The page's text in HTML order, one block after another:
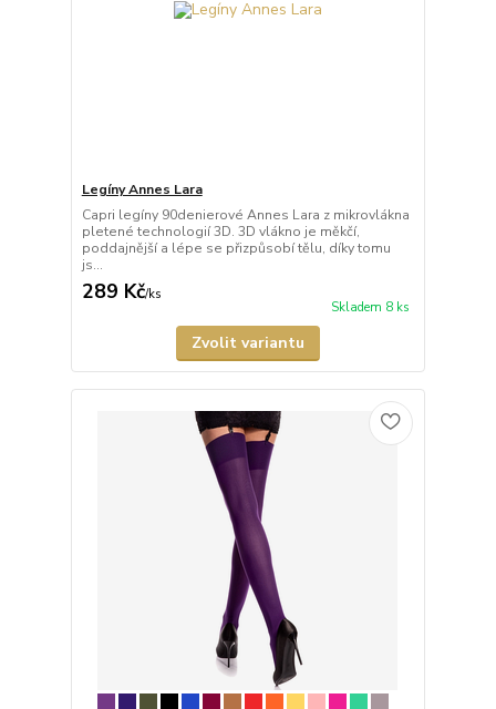
Legíny Annes Lara
Capri legíny 90denierové Annes Lara z mikrovlákna
pletené technologií 3D. 3D vlákno je měkčí,
poddajnější a lépe se přizpůsobí tělu, díky tomu
js...
289 Kč/ks
Skladem 8 ks
Zvolit variantu